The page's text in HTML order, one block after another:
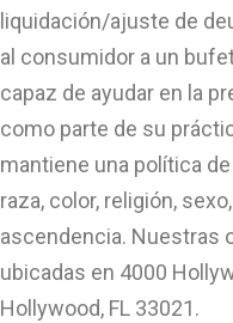
liquidación/ajuste de
al consumidor a un
capaz de ayudar en la
como parte de su
mantiene una política
raza, color, religión,
ascendencia. Nuestras
ubicadas en 4000
Hollywood, FL 33021.